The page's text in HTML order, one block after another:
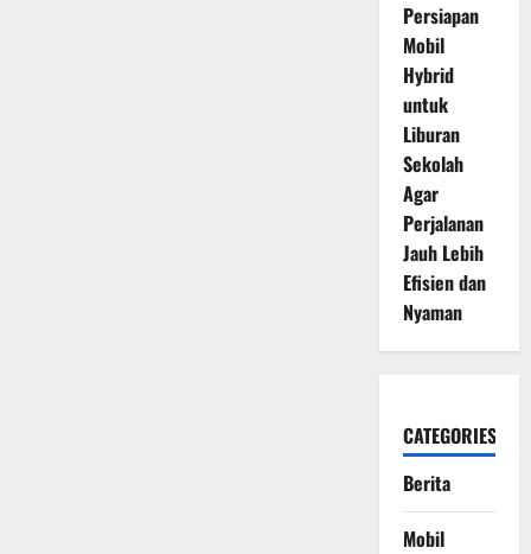
Persiapan
Mobil
Hybrid
untuk
Liburan
Sekolah
Agar
Perjalanan
Jauh Lebih
Efisien dan
Nyaman
CATEGORIES
Berita
Mobil